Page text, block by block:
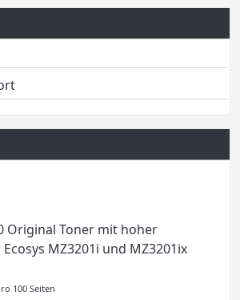
Original Toner mit hoher
MZ3201i und MZ3201ix
100 Seiten